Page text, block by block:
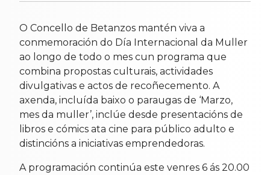
O Concello de Betanzos mantén viva a
conmemoración do Día Internacional da Muller
ao longo de todo o mes cun programa que
combina propostas culturais, actividades
divulgativas e actos de recoñecemento. A
axenda, incluída baixo o paraugas de ‘Marzo,
mes da muller’, inclúe desde presentacións de
libros e cómics ata cine para público adulto e
distincións a iniciativas emprendedoras.
A programación continúa este venres 6 ás 20.00